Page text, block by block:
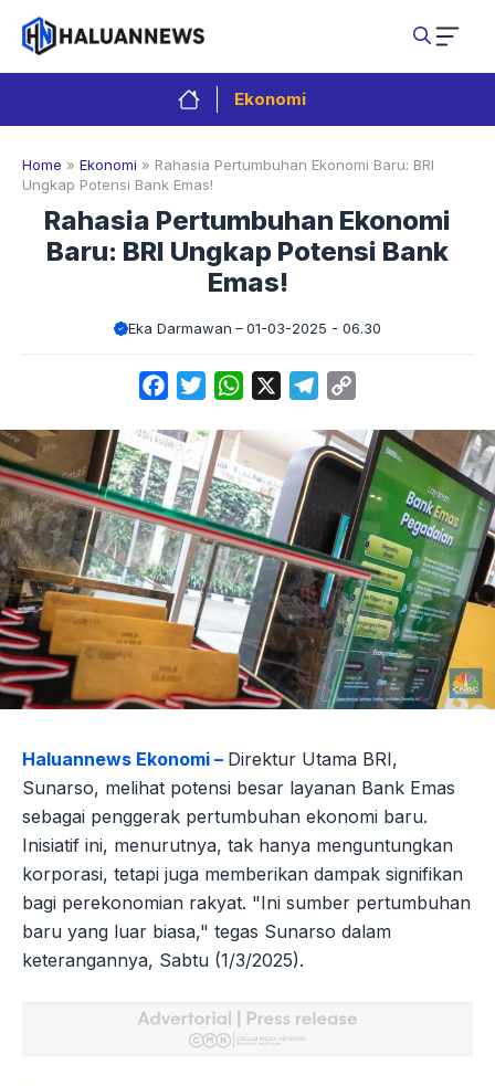
Langsung
isi
Ekonomi
Home » Ekonomi » Rahasia Pertumbuhan Ekonomi Baru: BRI
Ungkap Potensi Bank Emas!
Rahasia Pertumbuhan Ekonomi
Baru: BRI Ungkap Potensi Bank
Emas!
Eka Darmawan 01-03-2025 - 06.30
FacebookTwitterWhatsApp Telegram
Haluannews Ekonomi – Direktur Utama BRI,
Sunarso, melihat potensi besar layanan Bank Emas
sebagai penggerak pertumbuhan ekonomi baru.
Inisiatif ini, menurutnya, tak hanya menguntungkan
korporasi, tetapi juga memberikan dampak signifikan
bagi perekonomian rakyat. "Ini sumber pertumbuhan
baru yang luar biasa," tegas Sunarso dalam
keterangannya, Sabtu (1/3/2025).